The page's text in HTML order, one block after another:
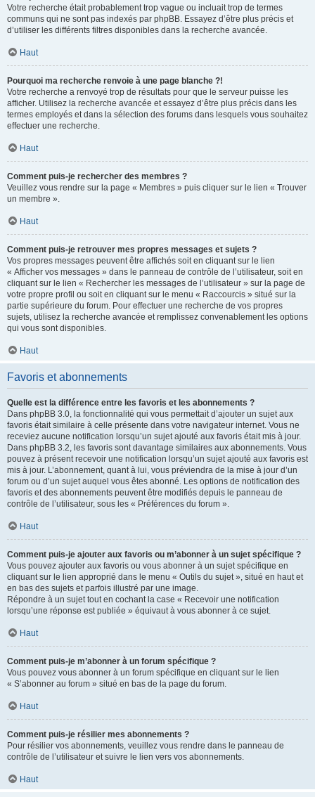
Votre recherche était probablement trop vague ou incluait trop de termes
communs qui ne sont pas indexés par phpBB. Essayez d’être plus précis et
d’utiliser les différents filtres disponibles dans la recherche avancée.
Haut
Pourquoi ma recherche renvoie à une page blanche ?!
Votre recherche a renvoyé trop de résultats pour que le serveur puisse les
afficher. Utilisez la recherche avancée et essayez d’être plus précis dans les
termes employés et dans la sélection des forums dans lesquels vous souhaitez
effectuer une recherche.
Haut
Comment puis-je rechercher des membres ?
Veuillez vous rendre sur la page « Membres » puis cliquer sur le lien « Trouver
un membre ».
Haut
Comment puis-je retrouver mes propres messages et sujets ?
Vos propres messages peuvent être affichés soit en cliquant sur le lien
« Afficher vos messages » dans le panneau de contrôle de l’utilisateur, soit en
cliquant sur le lien « Rechercher les messages de l’utilisateur » sur la page de
votre propre profil ou soit en cliquant sur le menu « Raccourcis » situé sur la
partie supérieure du forum. Pour effectuer une recherche de vos propres
sujets, utilisez la recherche avancée et remplissez convenablement les options
qui vous sont disponibles.
Haut
Favoris et abonnements
Quelle est la différence entre les favoris et les abonnements ?
Dans phpBB 3.0, la fonctionnalité qui vous permettait d’ajouter un sujet aux
favoris était similaire à celle présente dans votre navigateur internet. Vous ne
receviez aucune notification lorsqu’un sujet ajouté aux favoris était mis à jour.
Dans phpBB 3.2, les favoris sont davantage similaires aux abonnements. Vous
pouvez à présent recevoir une notification lorsqu’un sujet ajouté aux favoris est
mis à jour. L’abonnement, quant à lui, vous préviendra de la mise à jour d’un
forum ou d’un sujet auquel vous êtes abonné. Les options de notification des
favoris et des abonnements peuvent être modifiés depuis le panneau de
contrôle de l’utilisateur, sous les « Préférences du forum ».
Haut
Comment puis-je ajouter aux favoris ou m’abonner à un sujet spécifique ?
Vous pouvez ajouter aux favoris ou vous abonner à un sujet spécifique en
cliquant sur le lien approprié dans le menu « Outils du sujet », situé en haut et
en bas des sujets et parfois illustré par une image.
Répondre à un sujet tout en cochant la case « Recevoir une notification
lorsqu’une réponse est publiée » équivaut à vous abonner à ce sujet.
Haut
Comment puis-je m’abonner à un forum spécifique ?
Vous pouvez vous abonner à un forum spécifique en cliquant sur le lien
« S’abonner au forum » situé en bas de la page du forum.
Haut
Comment puis-je résilier mes abonnements ?
Pour résilier vos abonnements, veuillez vous rendre dans le panneau de
contrôle de l’utilisateur et suivre le lien vers vos abonnements.
Haut